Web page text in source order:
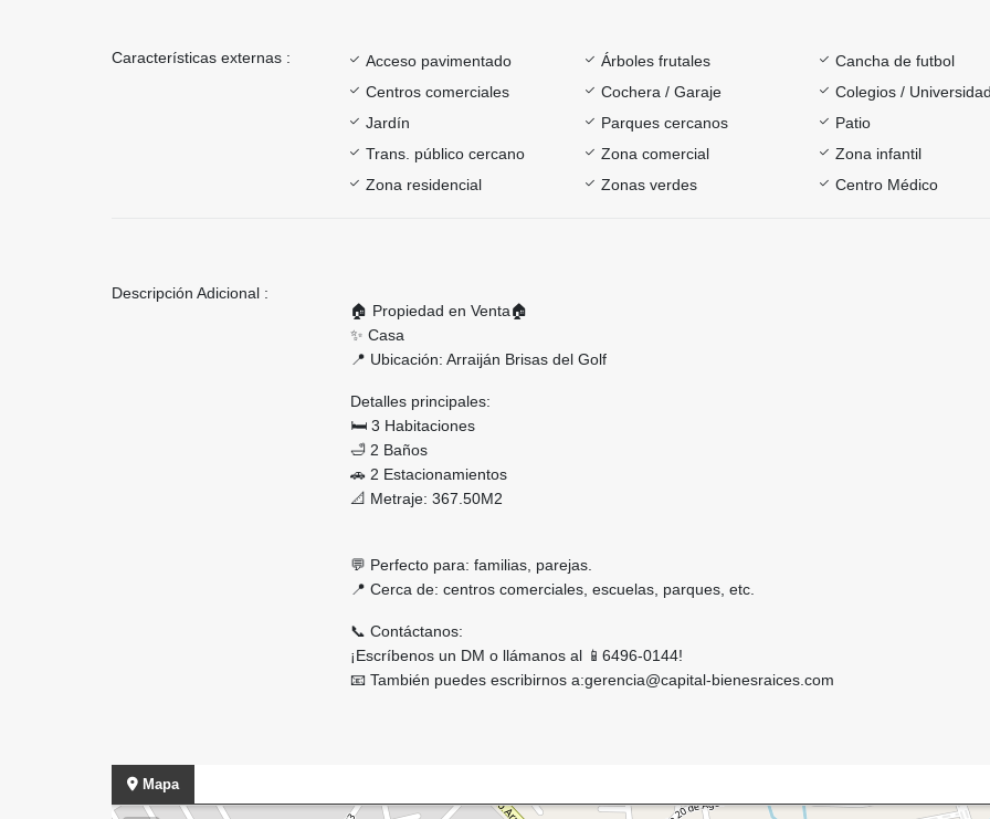
Características externas : Acceso pavimentado Árboles frutales
Cancha de futbol
Centros comerciales
Cochera / Garaje
Colegios /
Jardín
Parques cercanos
Patio
Trans. público cercano
Zona comercial
Zona infantil
Zona residencial
Zonas verdes Centro Médico
Descripción Adicional :
🏠 Propiedad en Venta🏠
✨ Casa
📍 Ubicación: Arraiján Brisas del Golf
Detalles principales:
🛏️ 3 Habitaciones
🛁 2 Baños
🚗 2 Estacionamientos
📐 Metraje: 367.50M2
💬 Perfecto para: familias, parejas.
📍 Cerca de: centros comerciales, escuelas, parques, etc.
📞 Contáctanos:
¡Escríbenos un DM o llámanos al 📱6496-0144!
📧 También puedes escribirnos a:gerencia@capital-bienesraices.com
Mapa